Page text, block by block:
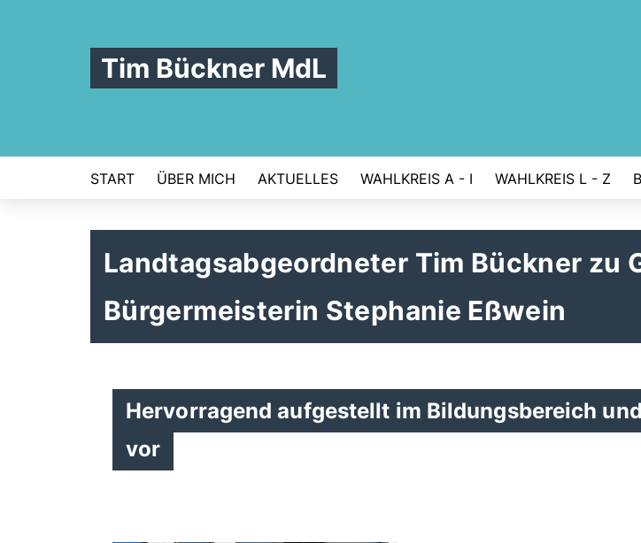
Tim Bückner MdL
START ÜBER MICH AKTUELLES WAHLKREIS A - I WAHLKREIS L - Z
Landtagsabgeordneter Tim Bückner zu
Bürgermeisterin Stephanie Eßwein
Hervorragend aufgestellt im Bildungsbereich
vor